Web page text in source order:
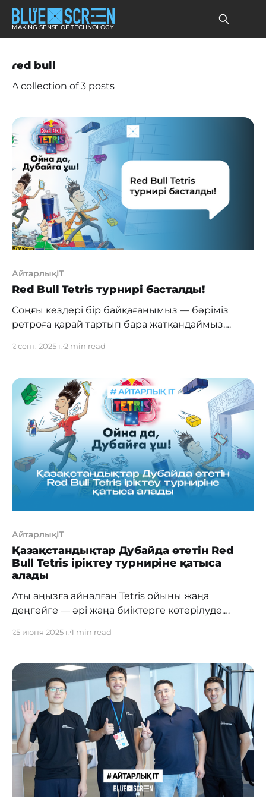
MAKING SENSE OF TECHNOLOGY
red bull
A collection of 3 posts
АйтарлықIT
Red Bull Tetris турнирі басталды!
Соңғы кездері бір байқағанымыз — бәріміз
ретроға қарай тартып бара жатқандаймыз.
трендке шықты. Ал Тетрис ше? Бәріміз
ойнағанбыз, әлі күнге дейін есімізде. Енді сол
эмоциялар қайта оралады — Red Bull Tetris
халықаралық турнирі басталды! Қазір
2 сент. 2025 г.2 min read
АйтарлықIT
Қазақстандықтар Дубайда өтетін Red
Bull Tetris іріктеу турниріне қатыса
алады
Аты аңызға айналған Tetris ойыны жаңа
деңгейге — әрі жаңа биіктерге көтерілуде.
ойыншыларын біріктіреді, ал финал Дубайдағы
аясында өтеді. Ерекшелігі — 2 000-нан астам
дрон аспанда Tetris ойынын нақты уақытта
бейнелейтін болады. Қазақстан да қатысушы
елдердің қатарында. Мобильді іріктеу кезеңі
басталып кетті
25 июня 2025 г.1 min read